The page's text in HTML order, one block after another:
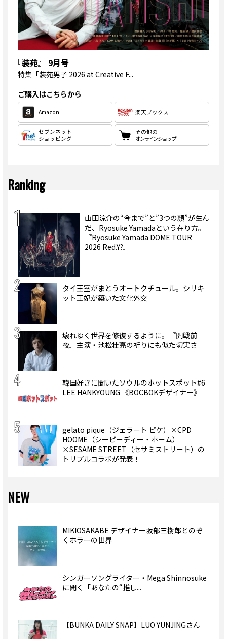
『装苑』 9月号
特集 「装苑男子 2026 at Creative F...
ご購入はこちらから
Amazon 楽天ブックス
セブンネット
ショッピング
その他の
オンラインショップ
Ranking
山田涼介の“今まで”と”3つの顔”が生ん
だ、Ryosuke Yamadaという在り方。
『Ryosuke Yamada DOME TOUR
2026 Red.Y?』
タイ王室がまとうオートクチュール。シリキ
ット王妃が築いた文化外交
壊れゆく世界を修復するように。『開戦前
夜』主演・池松壮亮の祈りにも似た切実さ
韓国好きに聞いたソウルのホットスポット#6
LEE HANKYOUNG 《BOCBOKデザイナー》
gelato pique（ジェラート ピケ）×CPD
HOOME（シーピーディー・ホーム）
×SESAME STREET（セサミストリート）の
トリプルコラボが発表！
NEW
MIKIOSAKABE デザイナー坂部三樹郎とのぞ
くホラーの世界
シンガーソングライター・Mega Shinnosuke
に聞く「あなたの“推し...
【BUNKA DAILY SNAP】LUO YUNJINGさん